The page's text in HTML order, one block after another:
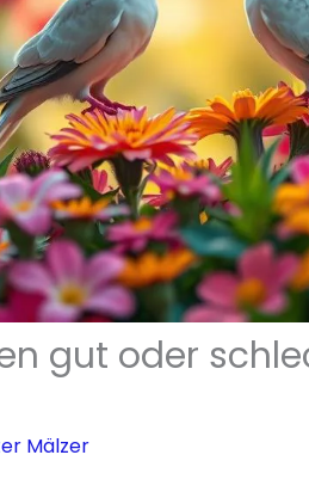
gut oder
Mälzer